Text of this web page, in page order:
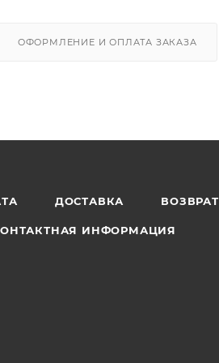
ОФОРМЛЕНИЕ И ОПЛАТА ЗАКАЗА
ДОСТАВКА ВОЗВРАТ
ИНФОРМАЦИЯ